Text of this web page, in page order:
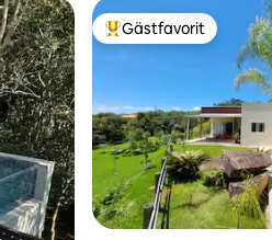
Populär gästfavorit
Gästfavorit